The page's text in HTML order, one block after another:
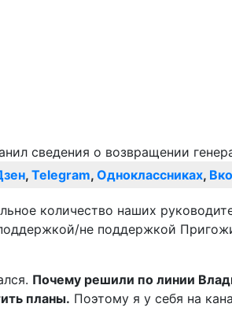
, Telegram, Одноклассниках,
количество наших
не поддержкой
Почему решили по линии
планы. Поэтому я у себя на